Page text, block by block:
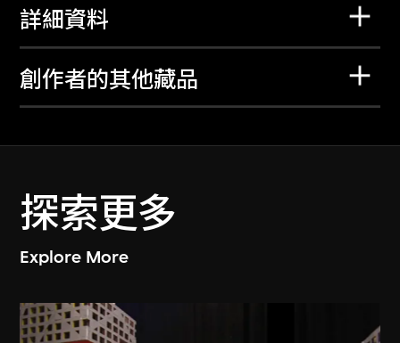
詳細資料
創作者的其他藏品
探索更多
Explore More